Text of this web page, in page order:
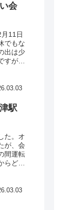
会
11日
でもな
出は少
が、
駅
た。オ
が、会
間運転
らどれ
く雪道